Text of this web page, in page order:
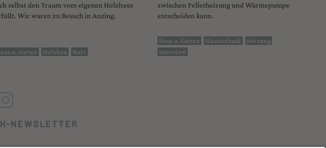
selbst den Traum vom eigenen Holzhaus
Wir waren zu Besuch in Anzing.
u. Garten Holzbau Holz
zwischen Pelletheizung und Wärmepumpe
entscheiden kann.
Haus u. Garten Haustechnik
Heizung
Interview
NEWSLETTER